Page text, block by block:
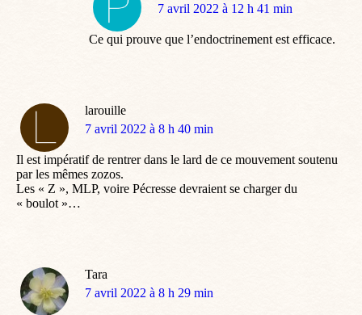
dit
7 avril 2022 à 12 h 41 min
Ce qui prouve que l’endoctrinement est efficace.
larouille
dit
7 avril 2022 à 8 h 40 min
Il est impératif de rentrer dans le lard de ce mouvement soutenu
par les mêmes zozos.
Les « Z », MLP, voire Pécresse devraient se charger du
« boulot »…
Tara
dit
7 avril 2022 à 8 h 29 min